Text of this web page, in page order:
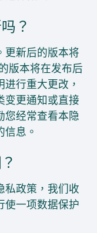
？
更新后的版本将
版本将在发布后
行重大更改，
变更通知或直接
您经常查看本隐
息。
私政策，我们收
使一项数据保护